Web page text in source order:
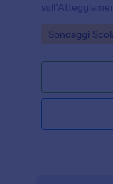
docenti per
interventi
Go to
Sondaggi